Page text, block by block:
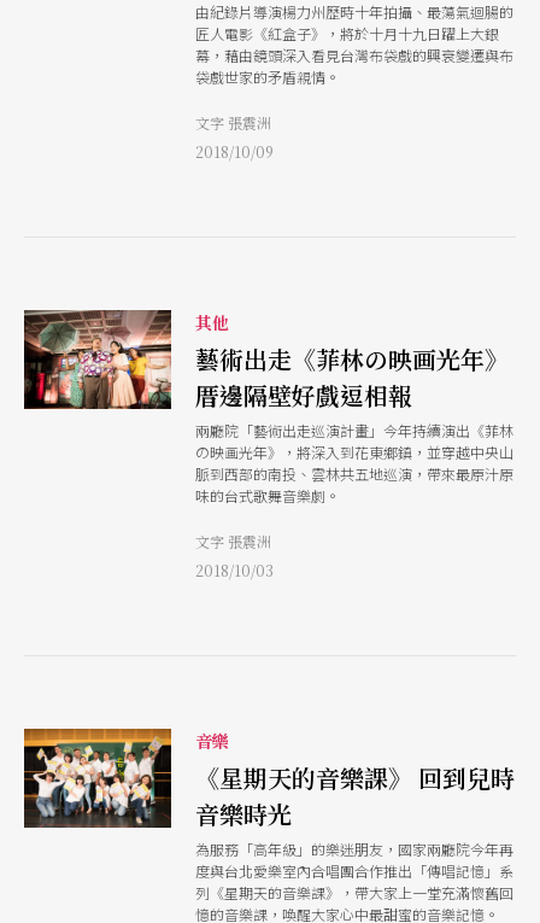
由紀錄片導演楊力州歷時十年拍攝、最蕩氣迴腸的
匠人電影《紅盒子》，將於十月十九日躍上大銀
幕，藉由鏡頭深入看見台灣布袋戲的興衰變遷與布
袋戲世家的矛盾親情。
文字 張震洲
2018/10/09
其他
藝術出走《菲林の映画光年》
厝邊隔壁好戲逗相報
兩廳院「藝術出走巡演計畫」今年持續演出《菲林
の映画光年》，將深入到花東鄉鎮，並穿越中央山
脈到西部的南投、雲林共五地巡演，帶來最原汁原
味的台式歌舞音樂劇。
文字 張震洲
2018/10/03
音樂
《星期天的音樂課》 回到兒時
音樂時光
為服務「高年級」的樂迷朋友，國家兩廳院今年再
度與台北愛樂室內合唱團合作推出「傳唱記憶」系
列《星期天的音樂課》，帶大家上一堂充滿懷舊回
憶的音樂課，喚醒大家心中最甜蜜的音樂記憶。